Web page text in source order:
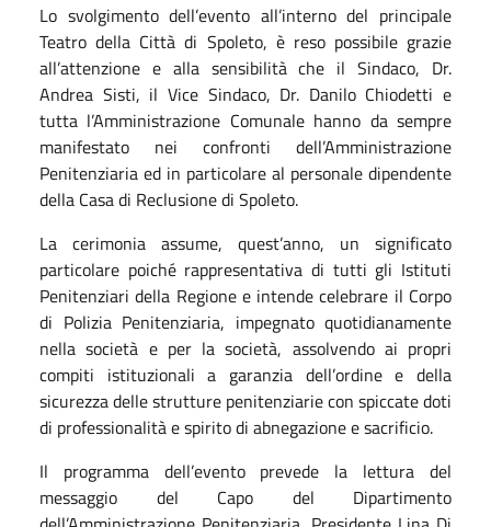
Lo svolgimento dell’evento all’interno del principale
Teatro della Città di Spoleto, è reso possibile grazie
all’attenzione e alla sensibilità che il Sindaco, Dr.
Andrea Sisti, il Vice Sindaco, Dr. Danilo Chiodetti e
tutta l’Amministrazione Comunale hanno da sempre
manifestato nei confronti dell’Amministrazione
Penitenziaria ed in particolare al personale dipendente
della Casa di Reclusione di Spoleto.
La cerimonia assume, quest’anno, un significato
particolare poiché rappresentativa di tutti gli Istituti
Penitenziari della Regione e intende celebrare il Corpo
di Polizia Penitenziaria, impegnato quotidianamente
nella società e per la società, assolvendo ai propri
compiti istituzionali a garanzia dell’ordine e della
sicurezza delle strutture penitenziarie con spiccate doti
di professionalità e spirito di abnegazione e sacrificio.
Il programma dell’evento prevede la lettura del
messaggio del Capo del Dipartimento